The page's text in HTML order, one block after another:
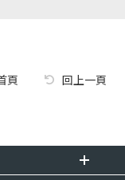
頁 回上一頁